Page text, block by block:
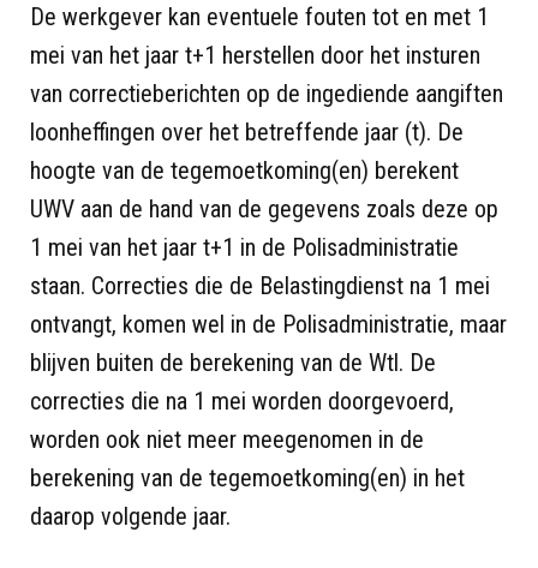
De werkgever kan eventuele fouten tot en met 1
mei van het jaar t+1 herstellen door het insturen
van correctieberichten op de ingediende aangiften
loonheffingen over het betreffende jaar (t). De
hoogte van de tegemoetkoming(en) berekent
UWV aan de hand van de gegevens zoals deze op
1 mei van het jaar t+1 in de Polisadministratie
staan. Correcties die de Belastingdienst na 1 mei
ontvangt, komen wel in de Polisadministratie, maar
blijven buiten de berekening van de Wtl. De
correcties die na 1 mei worden doorgevoerd,
worden ook niet meer meegenomen in de
berekening van de tegemoetkoming(en) in het
daarop volgende jaar.